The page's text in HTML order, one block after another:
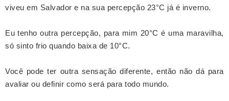
viveu em Salvador e na sua percepção 23°C já é inverno.
Eu tenho outra percepção, para mim 20°C é uma maravilha,
só sinto frio quando baixa de 10°C.
Você pode ter outra sensação diferente, então não dá para
avaliar ou definir como será para todo mundo.